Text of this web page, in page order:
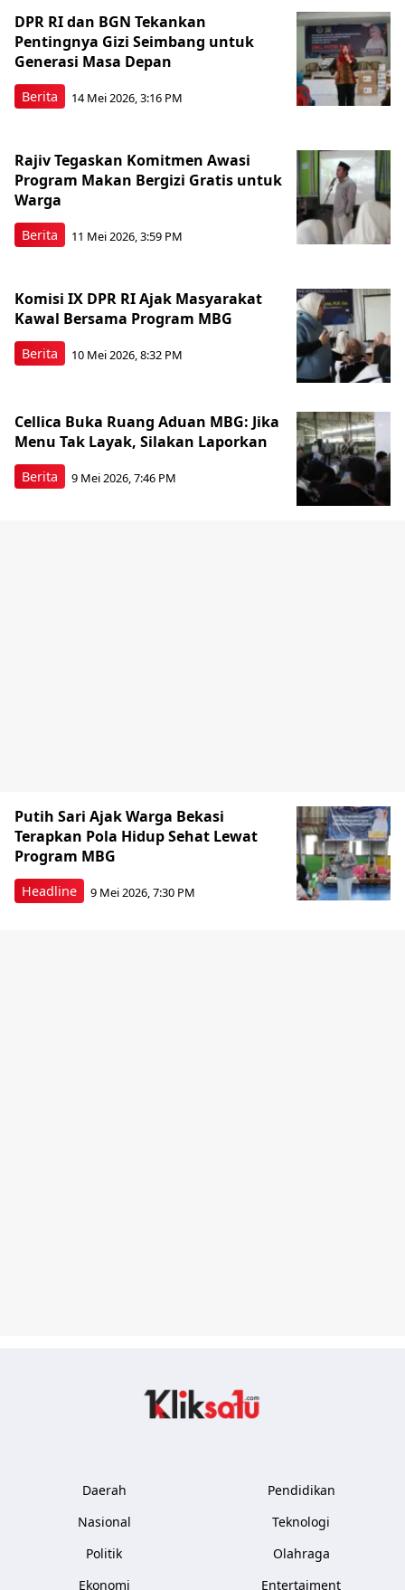
Berita
DPR RI dan BGN Tekankan
Pentingnya Gizi Seimbang untuk
Generasi Masa Depan
14 Mei 2026, 3:16 PM
Berita
Rajiv Tegaskan Komitmen Awasi
Program Makan Bergizi Gratis untuk
Warga
11 Mei 2026, 3:59 PM
Berita
Komisi IX DPR RI Ajak Masyarakat
Kawal Bersama Program MBG
10 Mei 2026, 8:32 PM
Berita
Cellica Buka Ruang Aduan MBG: Jika
Menu Tak Layak, Silakan Laporkan
9 Mei 2026, 7:46 PM
Headline
Putih Sari Ajak Warga Bekasi
Terapkan Pola Hidup Sehat Lewat
Program MBG
9 Mei 2026, 7:30 PM
Daerah
Nasional
Politik
Ekonomi
Pendidikan
Teknologi
Olahraga
Entertaiment